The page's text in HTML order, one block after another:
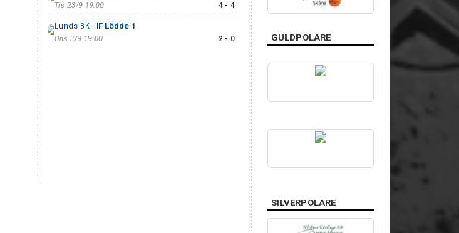
Tis 23/9 19:00
4 - 4
Lunds BK - IF Lödde 1
Ons 3/9 19:00
2 - 0 GULDPOLARE
SILVERPOLARE